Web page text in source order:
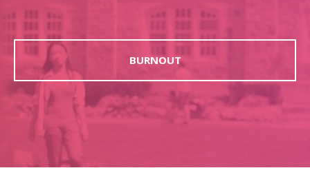
HABLAR CON LOS DEMÁS
BIENESTAR
FAMILIA Y AMIGOS
EMPRESA
DEPRESSÃO SEM RODEIOS
BURNOUT